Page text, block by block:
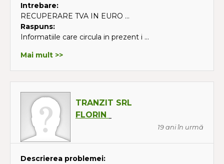
Intrebare:
RECUPERARE TVA IN EURO ...
Raspuns:
Informatiile care circula in prezent i ...
Mai mult >>
TRANZIT SRL
FLORIN
19 ani în urmă
Descrierea problemei: